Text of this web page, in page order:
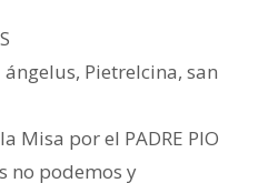
, Pietrelcina,san
Misa por el PADRE PIO
no podemos y